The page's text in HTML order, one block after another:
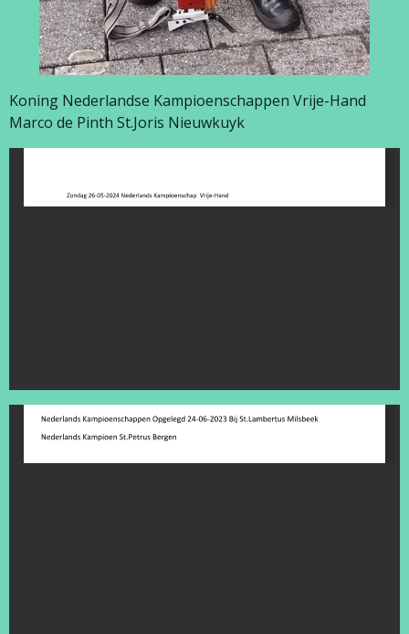
Koning Nederlandse Kampioenschappen Vrije-Hand
Marco de Pinth St.Joris Nieuwkuyk